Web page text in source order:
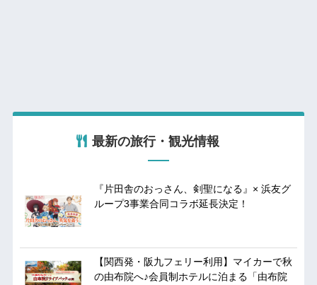
最新の旅行・観光情報
『片田舎のおっさん、剣聖になる』× 浜友グ
ループ3事業合同コラボ延長決定！
【関西発・阪九フェリー利用】マイカーで秋
の由布院へ♪会員制ホテルに泊まる「由布院